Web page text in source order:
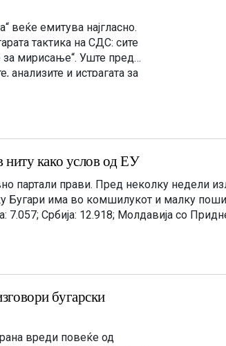
веќе емитува најгласно.
тактика на СДС: сите
за мирисање“. Уште пред
анализите и истрагата за
веќе […]
ниту како услов од ЕУ
партали прави. Пред неколку недели
Бугари има во комшилукот и малку
7.057; Србија: 12.918; Молдавија со
бугарски
вреди повеќе од